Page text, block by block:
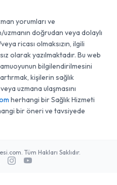
yorumları ve
doğrudan veya dolaylı
ricası olmaksızın, ilgili
olarak yazılmaktadır. Bu web
bilgilendirilmesini
kişilerin sağlık
uzmana ulaşmasını
herhangi bir Sağlık Hizmeti
bir öneri ve tavsiyede
Tüm Hakları Saklıdır.